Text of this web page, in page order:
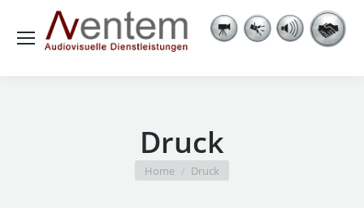
Druck
You are here:
Home Druck